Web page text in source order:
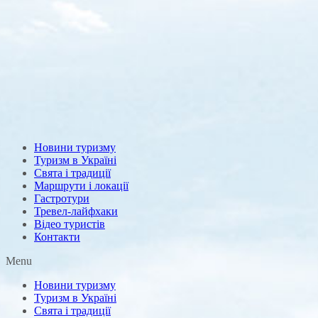
Новини туризму
Туризм в Україні
Свята і традиції
Маршрути і локації
Гастротури
Тревел-лайфхаки
Відео туристів
Контакти
Menu
Новини туризму
Туризм в Україні
Свята і традиції